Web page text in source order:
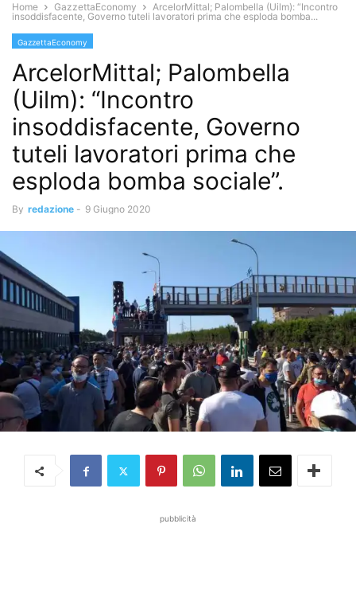
Home GazzettaEconomy
ArcelorMittal; Palombella (Uilm): “Incontro
insoddisfacente, Governo tuteli lavoratori prima che esploda bomba...
GazzettaEconomy
ArcelorMittal; Palombella
(Uilm): “Incontro
insoddisfacente, Governo
tuteli lavoratori prima che
esploda bomba sociale”.
By redazione - 9 Giugno 2020
pubblicità